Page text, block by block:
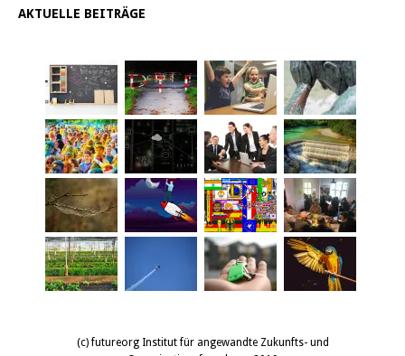
AKTUELLE BEITRÄGE
(c) futureorg Institut für angewandte Zukunfts- und